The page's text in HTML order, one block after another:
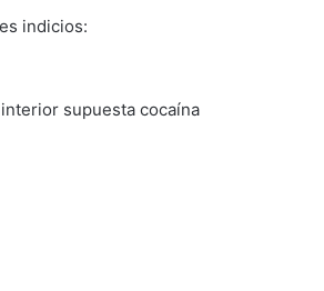
indicios:
supuesta cocaína